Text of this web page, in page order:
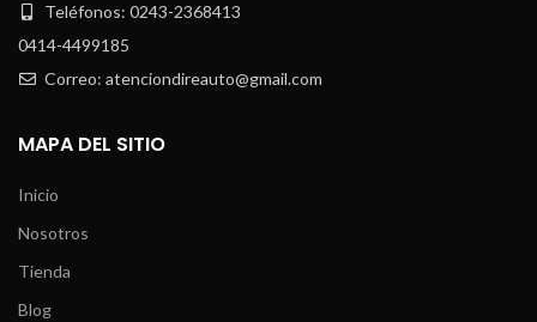
Teléfonos: 0243-2368413
0414-4499185
Correo: atenciondireauto@gmail.com
MAPA DEL SITIO
Inicio
Nosotros
Tienda
Blog